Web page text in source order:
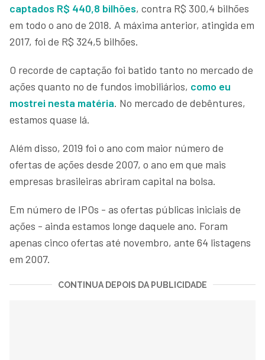
captados R$ 440,8 bilhões, contra R$ 300,4 bilhões
em todo o ano de 2018. A máxima anterior, atingida em
2017, foi de R$ 324,5 bilhões.
O recorde de captação foi batido tanto no mercado de
ações quanto no de fundos imobiliários, como eu
mostrei nesta matéria. No mercado de debêntures,
estamos quase lá.
Além disso, 2019 foi o ano com maior número de
ofertas de ações desde 2007, o ano em que mais
empresas brasileiras abriram capital na bolsa.
Em número de IPOs - as ofertas públicas iniciais de
ações - ainda estamos longe daquele ano. Foram
apenas cinco ofertas até novembro, ante 64 listagens
em 2007.
CONTINUA DEPOIS DA PUBLICIDADE